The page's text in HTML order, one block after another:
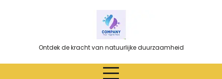
Ontdek de kracht van natuurlijke duurzaamheid